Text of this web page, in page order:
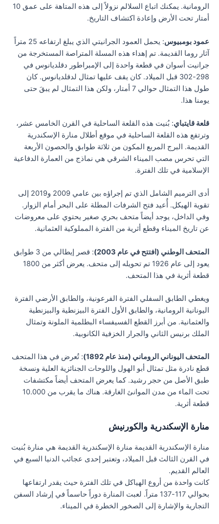
الرومانية. يمكنك اتباع السلالم نزولاً إلى هذه المتاهة على عمق 10
أمتار تحت الأرض وإعادة اكتشاف التاريخ.
عمود بومبيوس
: يحمل العمود الجرانيتي الذي يبلغ ارتفاعه 25 متراً
آثار روما القديمة. تم إهداء هذه المسلة المتراصة المستخرجة من
جرانيت أسوان في قطعة واحدة إلى الإمبراطور دقلديانوس في
298-302 قبل الميلاد. كان يقف عليها تمثال لدقلديانوس. كان
طول هذا التمثال حوالي 7 أمتار، ولكن هذا التمثال لم يبقَ حتى
يومنا هذا.
قلعة قايتباي: بُنيت هذه القلعة الساحلية في القرن الخامس عشر،
وترتفع هذه القلعة الساحلية في موقع أطلال منارة الإسكندرية
القديمة. البرج المربع المكون من ثلاثة طوابق والحصون الأربعة
التي تحرس مصب الميناء الشرقي هي نماذج من العمارة الدفاعية
الإسلامية في تلك الفترة.
أدى الترميم الشامل الذي تم إجراؤه بين عامي 2009 و2019 إلى
تقوية الهيكل. أُعيد فتح الشرفات المطلة على البحر أمام الزوار.
وفي الداخل، يوجد أيضاً متحف بحري صغير يحتوي على معروضات
عن تاريخ الميناء وقطع أثرية من الفترة المملوكية العثمانية.
المتحف الوطني (افتتح في عام 2003)
: قصر إيطالي من 3 طوابق
يعود إلى عام 1926 تم تحويله إلى متحف. يعرض أكثر من 1800
قطعة أثرية في هذا المتحف.
ويغطي الطابق السفلي الفترة الفرعونية، والطابق الأرضي الفترة
اليونانية الرومانية، والطابق الأول الفترة البيزنطية والبيزنطية
والعثمانية. من أبرز القطع الفسيفساء البطلمية الملونة وتمثال
الملك برنيس الثاني والجرار الخزفية الكانوبية.
المتحف اليوناني الروماني (منذ عام 1892)
: تُعرض في هذا المتحف
قطع نادرة مثل تمثال أبو الهول واللوحات الجنائزية العلية ونسخة
طبق الأصل من حجر رشيد. كما يعرض المتحف أيضاً مكتشفات
تحت الماء من مدن الموانئ الغارقة. هناك ما يقرب من 10.000
قطعة أثرية.
منارة الإسكندرية والكورنيش
منارة الإسكندرية القديمة منارة الإسكندرية القديمة هي منارة بُنيت
في القرن الثالث قبل الميلاد، وتعتبر إحدى عجائب الدنيا السبع في
العالم القديم.
كانت واحدة من أروع الهياكل في تلك الفترة حيث يقدر ارتفاعها
بحوالي 117-137 متراً. لعبت المنارة دوراً حاسماً في إرشاد السفن
التجارية والإشارة إلى الصخور الخطرة في الميناء.